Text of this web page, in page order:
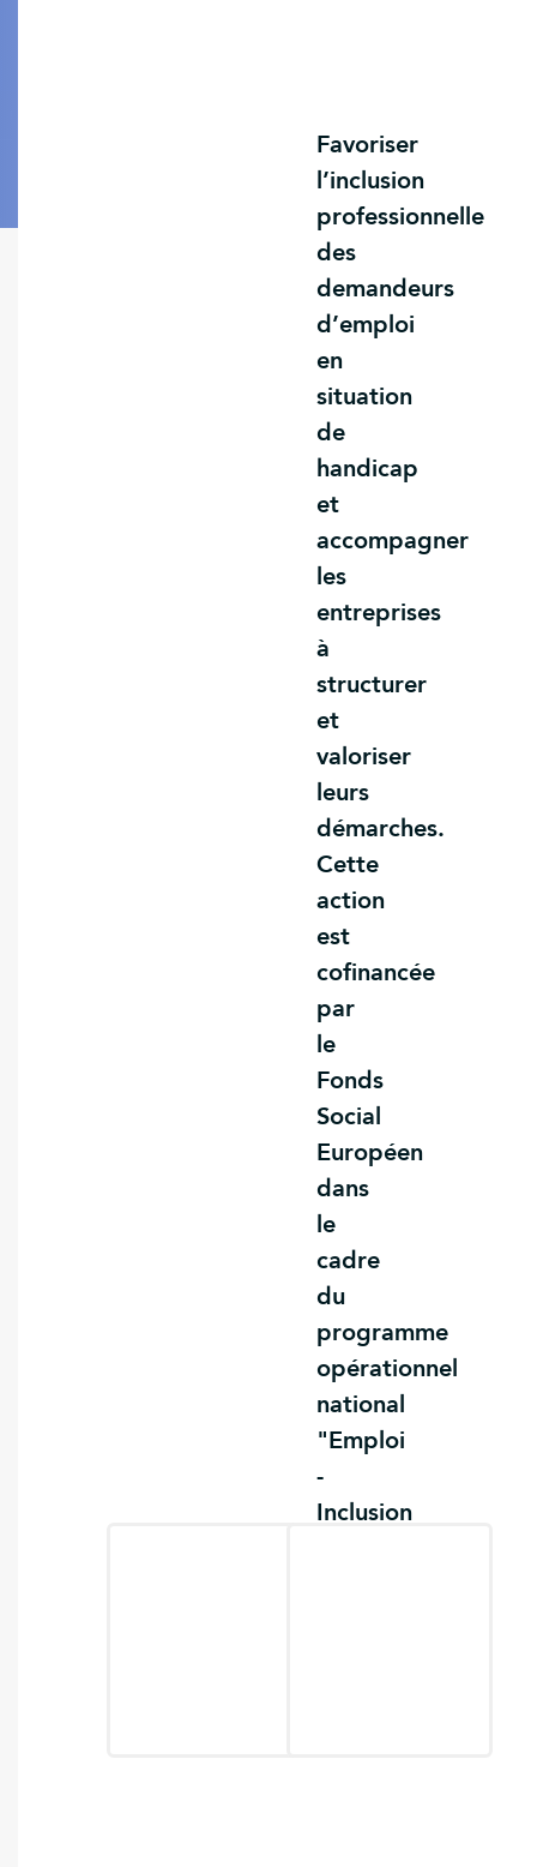
Favoriser
l’inclusion
professionnelle
des
demandeurs
d’emploi
en
situation
de
handicap
et
accompagner
les
entreprises
à
structurer
et
valoriser
leurs
démarches.
Cette
action
est
cofinancée
par
le
Fonds
Social
Européen
dans
le
cadre
du
programme
opérationnel
national
"Emploi
-
Inclusion